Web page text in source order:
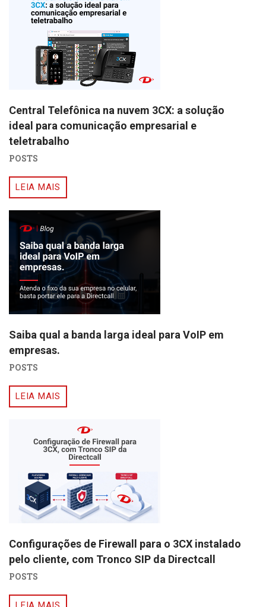
Central Telefônica na nuvem 3CX: a solução
ideal para comunicação empresarial e
teletrabalho
POSTS
LEIA MAIS
Saiba qual a banda larga ideal para VoIP em
empresas.
POSTS
LEIA MAIS
Configurações de Firewall para o 3CX instalado
pelo cliente, com Tronco SIP da Directcall
POSTS